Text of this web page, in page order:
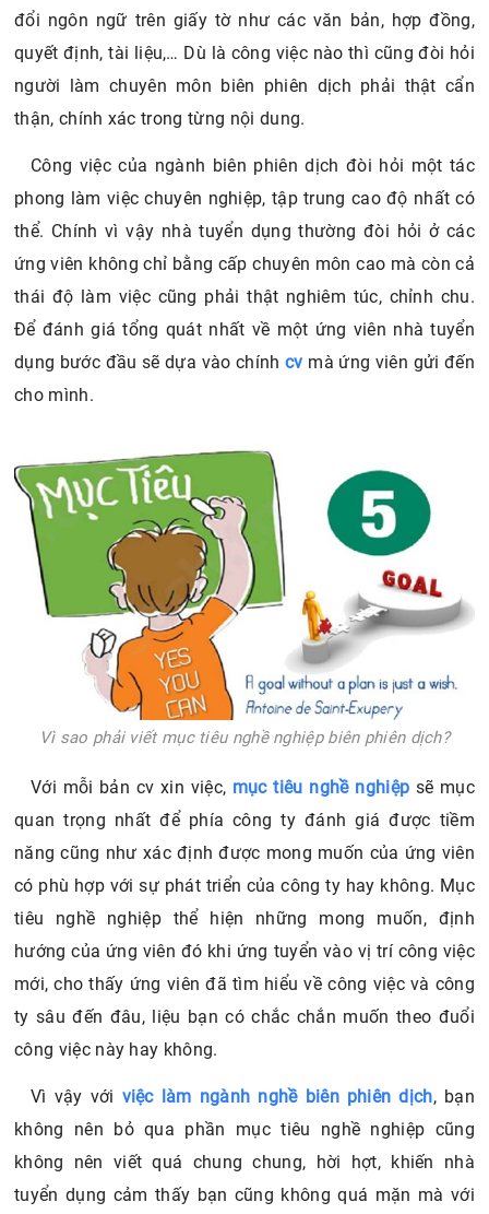
đổi ngôn ngữ trên giấy tờ như các văn bản, hợp đồng,
quyết định, tài liệu,… Dù là công việc nào thì cũng đòi hỏi
người làm chuyên môn biên phiên dịch phải thật cẩn
thận, chính xác trong từng nội dung.
Công việc của ngành biên phiên dịch đòi hỏi một tác
phong làm việc chuyên nghiệp, tập trung cao độ nhất có
thể. Chính vì vậy nhà tuyển dụng thường đòi hỏi ở các
ứng viên không chỉ bằng cấp chuyên môn cao mà còn cả
thái độ làm việc cũng phải thật nghiêm túc, chỉnh chu.
Để đánh giá tổng quát nhất về một ứng viên nhà tuyển
dụng bước đầu sẽ dựa vào chínhcv mà ứng viên gửi đến
cho mình.
Vì sao phải viết mục tiêu nghề nghiệp biên phiên dịch?
Với mỗi bản cv xin việc, mục tiêu nghề nghiệp sẽ mục
quan trọng nhất để phía công ty đánh giá được tiềm
năng cũng như xác định được mong muốn của ứng viên
có phù hợp với sự phát triển của công ty hay không. Mục
tiêu nghề nghiệp thể hiện những mong muốn, định
hướng của ứng viên đó khi ứng tuyển vào vị trí công việc
mới, cho thấy ứng viên đã tìm hiểu về công việc và công
ty sâu đến đâu, liệu bạn có chắc chắn muốn theo đuổi
công việc này hay không.
Vì vậy với việc làm ngành nghề biên phiên dịch, bạn
không nên bỏ qua phần mục tiêu nghề nghiệp cũng
không nên viết quá chung chung, hời hợt, khiến nhà
tuyển dụng cảm thấy bạn cũng không quá mặn mà với